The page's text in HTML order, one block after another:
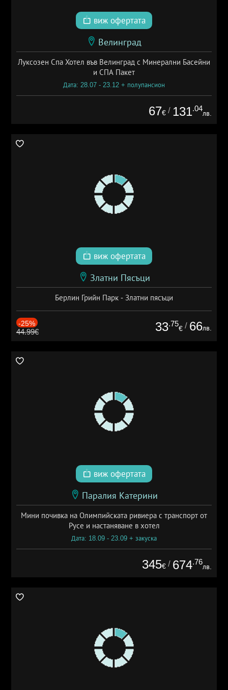
виж офертата
Велинград
Луксозен Спа Хотел във Велинград с Минерални Басейни
и СПА Пакет
Дата: 28.07 - 23.12 + полупансион
67€ / 131.04
лв.
виж офертата
Златни Пясъци
Берлин Грийн Парк - Златни пясъци
-25%
44.99€ 33.75
€ / 66лв.
виж офертата
Паралия Катерини
Мини почивка на Олимпийската ривиера с транспорт от
Русе и настаняване в хотел
Дата: 18.09 - 23.09 + закуска
345€ / 674.76
лв.